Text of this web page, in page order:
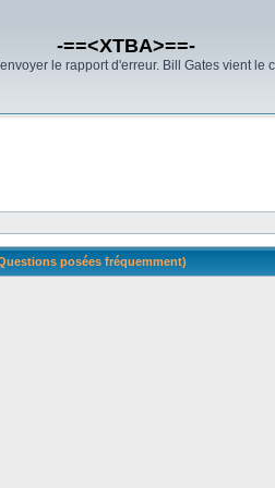
-==<XTBA>==-
le rapport d'erreur. Bill Gates vient le
posées fréquemment)